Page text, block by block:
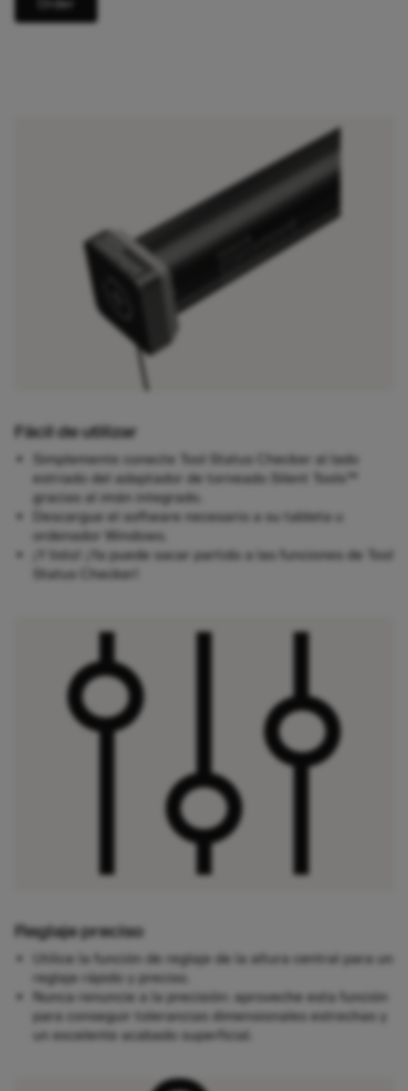
Fácil de utilizar
Simplemente conecte Tool Status Checker al lado
estriado del adaptador de torneado Silent Tools™
gracias al imán integrado.
Descargue el software necesario a su tableta u
ordenador Windows.
¡Y listo! ¡Ya puede sacar partido a las funciones de Tool
Status Checker!
Reglaje preciso
Utilice la función de reglaje de la altura central para un
reglaje rápido y preciso.
Nunca renuncie a la precisión: aproveche esta función
para conseguir tolerancias dimensionales estrechas y
un excelente acabado superficial.